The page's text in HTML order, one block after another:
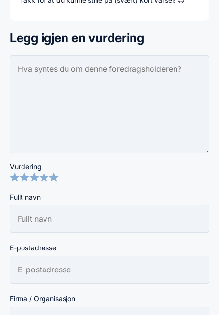
Legg igjen en vurdering
Vurdering
Fullt navn
E-postadresse
Firma / Organisasjon